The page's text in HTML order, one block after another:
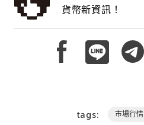
貨幣新資訊！
tags: 市場行情